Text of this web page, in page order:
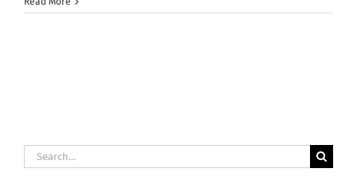
için
Search
for: